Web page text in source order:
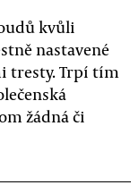
kvůli
nastavené
tresty. Trpí tím
žádná či